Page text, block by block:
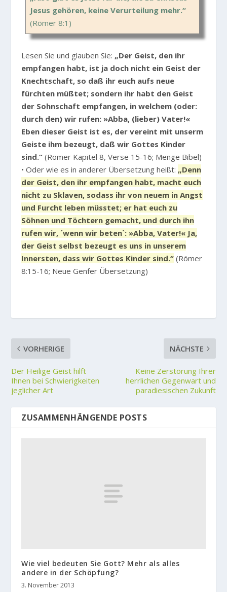
Jesus gehören, keine Verurteilung mehr.“
(Römer 8:1)
Lesen Sie und glauben Sie: „Der Geist, den ihr
empfangen habt, ist ja doch nicht ein Geist der
Knechtschaft, so daß ihr euch aufs neue
fürchten müßtet; sondern ihr habt den Geist
der Sohnschaft empfangen, in welchem (oder:
durch den) wir rufen: »Abba, (lieber) Vater!«
Eben dieser Geist ist es, der vereint mit unserm
Geiste ihm bezeugt, daß wir Gottes Kinder
sind.“ (Römer Kapitel 8, Verse 15-16; Menge Bibel)
• Oder wie es in anderer Übersetzung heißt: „Denn
der Geist, den ihr empfangen habt, macht euch
nicht zu Sklaven, sodass ihr von neuem in Angst
und Furcht leben müsstet; er hat euch zu
Söhnen und Töchtern gemacht, und durch ihn
rufen wir, ´wenn wir beten`: »Abba, Vater!« Ja,
der Geist selbst bezeugt es uns in unserem
Innersten, dass wir Gottes Kinder sind.“ (Römer
8:15-16; Neue Genfer Übersetzung)
VORHERIGE
Der Heilige Geist hilft
Ihnen bei Schwierigkeiten
jeglicher Art
NÄCHSTE
Keine Zerstörung Ihrer
herrlichen Gegenwart und
paradiesischen Zukunft
ZUSAMMENHÄNGENDE POSTS
Wie viel bedeuten Sie Gott? Mehr als alles
andere in der Schöpfung?
3. November 2013